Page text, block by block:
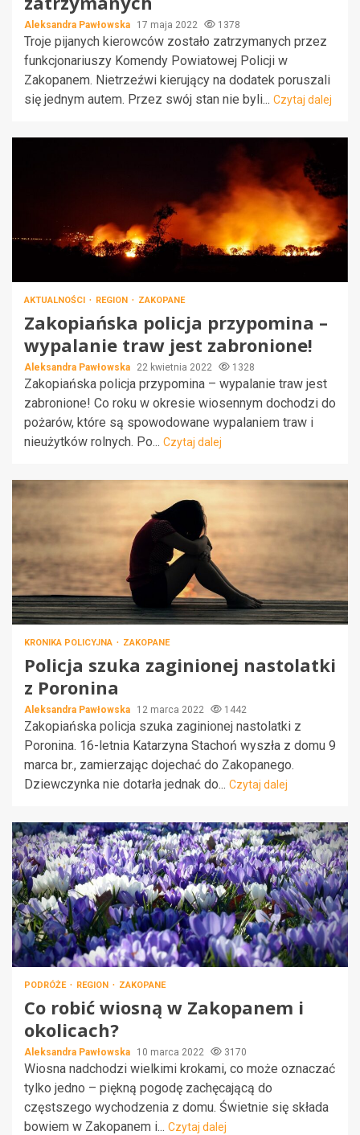
Aleksandra Pawłowska 17 maja 2022 1378
Troje pijanych kierowców zostało zatrzymanych przez
funkcjonariuszy Komendy Powiatowej Policji w
Zakopanem. Nietrzeźwi kierujący na dodatek poruszali
się jednym autem. Przez swój stan nie byli... Czytaj dalej
AKTUALNOŚCI REGION ZAKOPANE
Zakopiańska policja przypomina –
wypalanie traw jest zabronione!
Aleksandra Pawłowska 22 kwietnia 2022 1328
Zakopiańska policja przypomina – wypalanie traw jest
zabronione! Co roku w okresie wiosennym dochodzi do
pożarów, które są spowodowane wypalaniem traw i
nieużytków rolnych. Po... Czytaj dalej
KRONIKA POLICYJNA ZAKOPANE
Policja szuka zaginionej nastolatki
z Poronina
Aleksandra Pawłowska 12 marca 2022 1442
Zakopiańska policja szuka zaginionej nastolatki z
Poronina. 16-letnia Katarzyna Stachoń wyszła z domu 9
marca br., zamierzając dojechać do Zakopanego.
Dziewczynka nie dotarła jednak do... Czytaj dalej
PODRÓŻE REGION ZAKOPANE
Co robić wiosną w Zakopanem i
okolicach?
Aleksandra Pawłowska 10 marca 2022 3170
Wiosna nadchodzi wielkimi krokami, co może oznaczać
tylko jedno – piękną pogodę zachęcającą do
częstszego wychodzenia z domu. Świetnie się składa
bowiem w Zakopanem i... Czytaj dalej